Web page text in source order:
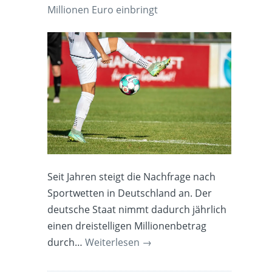
Millionen Euro einbringt
Seit Jahren steigt die Nachfrage nach
Sportwetten in Deutschland an. Der
deutsche Staat nimmt dadurch jährlich
einen dreistelligen Millionenbetrag
durch…Weiterlesen →